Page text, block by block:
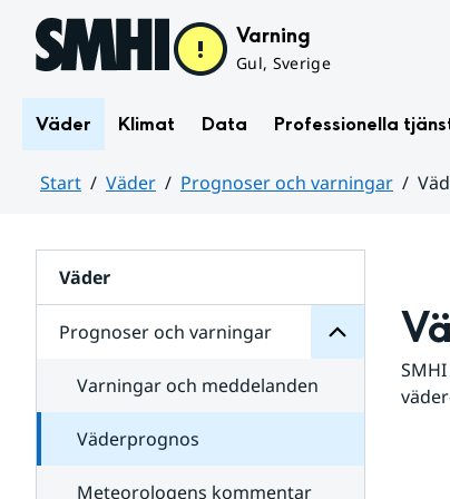
Hoppa till sidans innehåll Varning
Gul, Sverige
Väder Klimat Data Professionella
Start Väder Prognoser och varningar
Väder
Prognoser och varningar
för
varningar
Varningar och meddelanden
Väderprognos
Meteorologens kommentar